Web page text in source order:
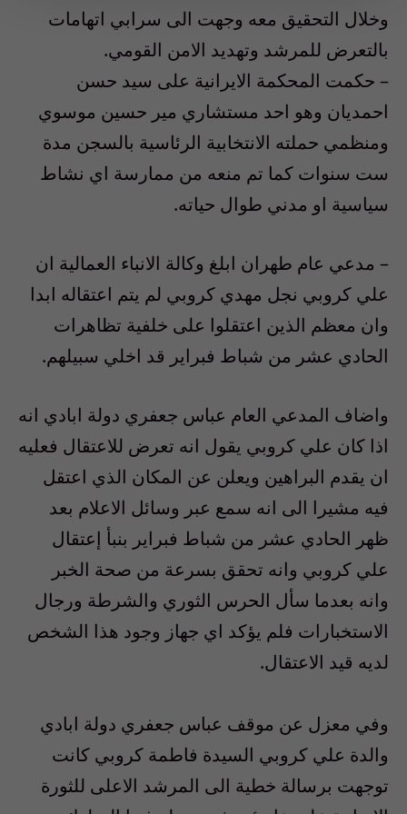
وخلال التحقيق معه وجهت الى سرابي اتهامات
بالتعرض للمرشد وتهديد الامن القومي.
– حكمت المحكمة الايرانية على سيد حسن
احمديان وهو احد مستشاري مير حسين موسوي
ومنظمي حملته الانتخابية الرئاسية بالسجن مدة
ست سنوات كما تم منعه من ممارسة اي نشاط
سياسية او مدني طوال حياته.
– مدعي عام طهران ابلغ وكالة الانباء العمالية ان
علي كروبي نجل مهدي كروبي لم يتم اعتقاله ابدا
وان معظم الذين اعتقلوا على خلفية تظاهرات
الحادي عشر من شباط فبراير قد اخلي سبيلهم.
واضاف المدعي العام عباس جعفري دولة ابادي انه
اذا كان علي كروبي يقول انه تعرض للاعتقال فعليه
ان يقدم البراهين ويعلن عن المكان الذي اعتقل
فيه مشيرا الى انه سمع عبر وسائل الاعلام بعد
ظهر الحادي عشر من شباط فبراير بنبأ إعتقال
علي كروبي وانه تحقق بسرعة من صحة الخبر
وانه بعدما سأل الحرس الثوري والشرطة ورجال
الاستخبارات فلم يؤكد اي جهاز وجود هذا الشخص
لديه قيد الاعتقال.
وفي معزل عن موقف عباس جعفري دولة ابادي
والدة علي كروبي السيدة فاطمة كروبي كانت
توجهت برسالة خطية الى المرشد الاعلى للثورة